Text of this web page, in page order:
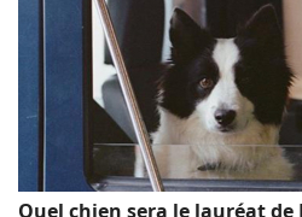
Quel chien sera le lauréat de